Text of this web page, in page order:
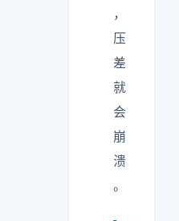
，
压
差
就
会
崩
溃
。